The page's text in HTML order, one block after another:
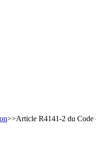
>>Article R4141-2 du Code